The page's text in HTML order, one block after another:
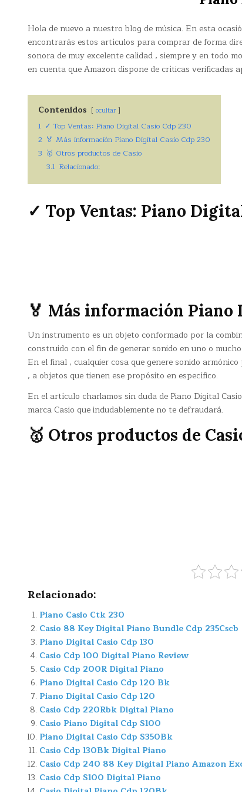
Hola de nuevo a nuestro blog de música. En esta
encontrarás estos artículos para comprar de forma
sonora de muy excelente calidad , siempre y en todo
en cuenta que Amazon dispone de críticas verificadas
Contenidos ocultar
1 ✓ Top Ventas: Piano Digital Casio Cdp 230
2 🏅 Más información Piano Digital Casio Cdp 230
3 🥇 Otros productos de Casio
3.1 Relacionado:
✓ Top Ventas: Piano
🏅 Más información Piano
Un instrumento es un objeto conformado por la
construido con el fin de generar sonido en uno o
En el final , cualquier cosa que genere sonido
, a objetos que tienen ese propósito en específico.
En el artículo charlamos sin duda de Piano Digital
marca Casio que indudablemente no te defraudará.
🥇 Otros productos de
Relacionado:
Piano Casio Ctk 230
Casio 88 Key Digital Piano Bundle Cdp 235Cscb
Piano Digital Casio Cdp 130
Casio Cdp 100 Digital Piano Review
Casio Cdp 200R Digital Piano
Piano Digital Casio Cdp 120 Bk
Piano Digital Casio Cdp 120
Casio Cdp 220Rbk Digital Piano
Casio Piano Digital Cdp S100
Piano Digital Casio Cdp S350Bk
Casio Cdp 130Bk Digital Piano
Casio Cdp 240 88 Key Digital Piano Amazon
Casio Cdp S100 Digital Piano